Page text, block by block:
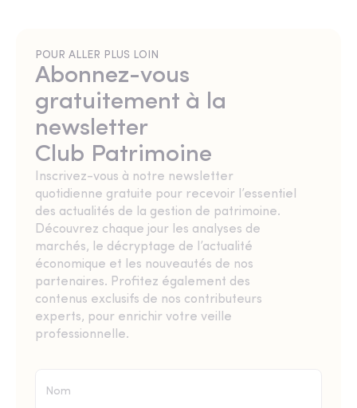
POUR ALLER PLUS LOIN
Abonnez-vous
gratuitement à la
newsletter
Club Patrimoine
Inscrivez-vous à notre newsletter
quotidienne gratuite pour recevoir l’essentiel
des actualités de la gestion de patrimoine.
Découvrez chaque jour les analyses de
marchés, le décryptage de l’actualité
économique et les nouveautés de nos
partenaires. Profitez également des
contenus exclusifs de nos contributeurs
experts, pour enrichir votre veille
professionnelle.